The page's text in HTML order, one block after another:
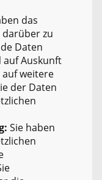
das
darüber zu
Daten
Auskunft
weitere
der Daten
Sie haben